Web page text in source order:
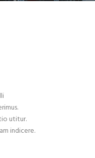
utitur.
indicere.